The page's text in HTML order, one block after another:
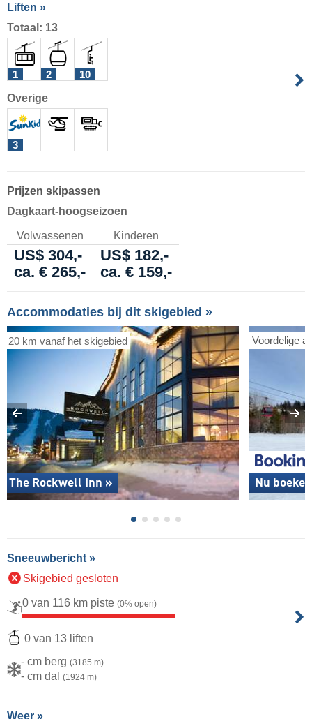
Liften »
Totaal: 13
1 2 10
Overige
3
Prijzen skipassen
Dagkaart-hoogseizoen
Volwassenen Kinderen
US$ 304,-
US$ 182,-
ca. € 265,-
ca. € 159,-
Accommodaties bij dit skigebied »
20 km vanaf het skigebied
The Rockwell Inn »
Voordelige
Nu
Sneeuwbericht »
Skigebied gesloten
0 van 116 km piste (0% open)
0 van 13 liften
- cm berg (3185 m)
- cm dal (1924 m)
Weer »